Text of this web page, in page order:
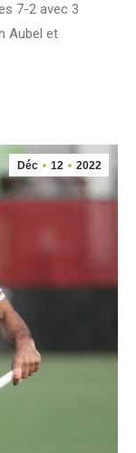
7-2 avec 3
Aubel et
Déc 12 2022